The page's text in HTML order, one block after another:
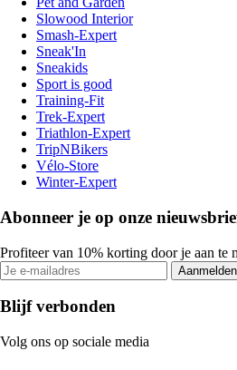
Slowood Interior
Smash-Expert
Sneak'In
Sneakids
Sport is good
Training-Fit
Trek-Expert
Triathlon-Expert
TripNBikers
Vélo-Store
Winter-Expert
Abonneer je op onze
Profiteer van 10% korting door je aan te
Aanmelden
Blijf verbonden
Volg ons op sociale media